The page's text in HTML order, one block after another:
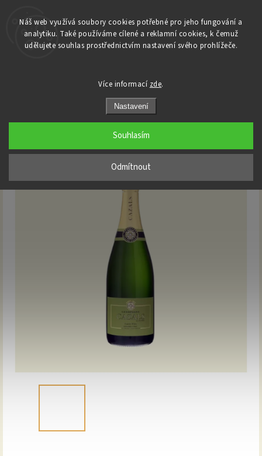
Náš web využívá soubory cookies potřebné pro jeho fungování a
analytiku. Také používáme cílené a reklamní cookies, k čemuž
udělujete souhlas prostřednictvím nastavení svého prohlížeče.
Více informací zde.
Nastavení
Odmítnout
Souhlasím
Domů / Champagne / Claude Cazals/
Claude Cazals - Cuvée Vive - Blanc
de Blancs - Grand Cru - Brut 0,75 l